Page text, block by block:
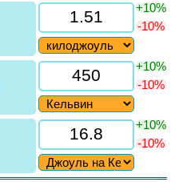
+10%
-10%
+10%
-10%
+10%
-10%